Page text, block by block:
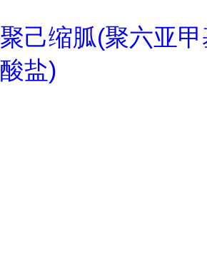
聚己缩胍(聚六亚
酸盐)